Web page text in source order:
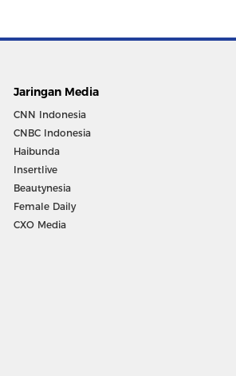
Jaringan Media
CNN Indonesia
CNBC Indonesia
Haibunda
Insertlive
Beautynesia
Female Daily
CXO Media